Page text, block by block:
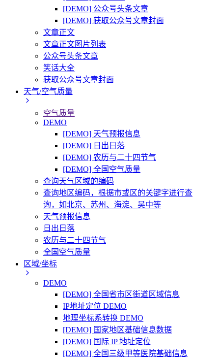
[DEMO] 公众号头条文章
[DEMO] 获取公众号文章封面
文章正文
文章正文图片列表
公众号头条文章
笑话大全
获取公众号文章封面
天气/空气质量
空气质量
DEMO
[DEMO] 天气预报信息
[DEMO] 日出日落
[DEMO] 农历与二十四节气
[DEMO] 全国空气质量
查询天气区域的编码
查询地区编码，根据市或区的关键字进行查
询，如北京、苏州、海淀、吴中等
天气预报信息
日出日落
农历与二十四节气
全国空气质量
区域/坐标
DEMO
[DEMO] 全国省市区街道区域信息
IP地址定位 DEMO
地理坐标系转换 DEMO
[DEMO] 国家地区基础信息数据
[DEMO] 国际 IP 地址定位
[DEMO] 全国三级甲等医院基础信息